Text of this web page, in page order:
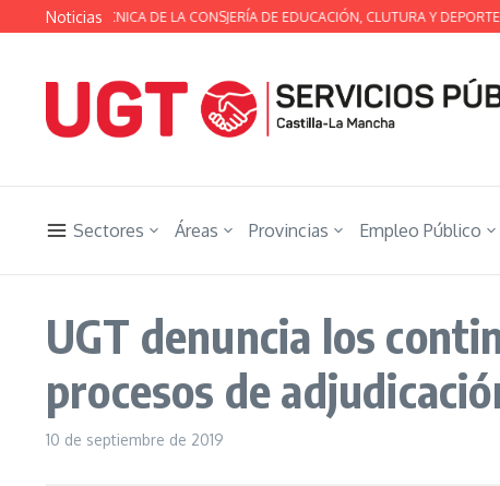
Saltar al contenido
Noticias
MESA TÉCNICA DE LA CONSJERÍA DE EDUCACIÓN, CLUTURA Y
Sectores Áreas Provincias Empleo Público
UGT denuncia los
procesos de
10 de septiembre de 2019